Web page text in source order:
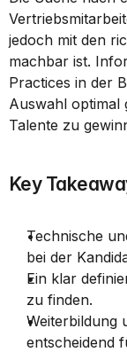
jedoch mit den
machbar ist.
Practices in der
Auswahl optimal
Talente zu
Key
Technische
bei der
Ein klar
zu finden.
Weiterbildung
entscheidend